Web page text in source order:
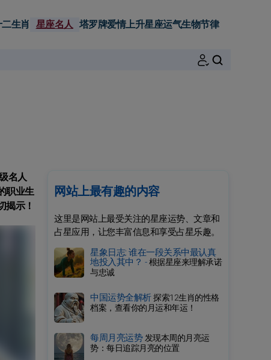
生肖 星座名人 塔罗牌爱情上升星座运气生物节律
名人
职业生
示！
网站上最有趣的内容
这里是网站上最受关注的星座运势、文章和
占星应用，让您丰富信息和享受占星乐趣。
星象日志: 谁在一段关系中最认真
地投入其中？ -根据星座来理解承诺
与忠诚
中国运势全解析探索12生肖的性格
档案，查看你的月运和年运！
每周月亮运势发现本周的月亮运
势：每日追踪月亮的位置